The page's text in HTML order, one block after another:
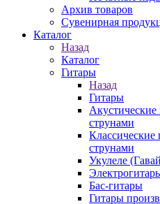
Архив товаров
Сувенирная
Каталог
Назад
Каталог
Гитары
Назад
Гитары
струнами
струнами
Укулеле
Бас-гитары
Гитары